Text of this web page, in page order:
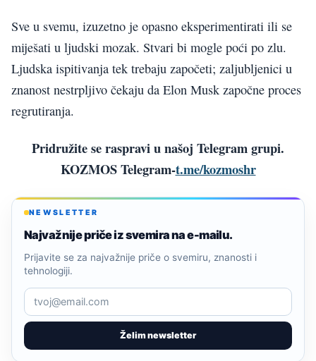
Sve u svemu, izuzetno je opasno eksperimentirati ili se
miješati u ljudski mozak. Stvari bi mogle poći po zlu.
Ljudska ispitivanja tek trebaju započeti; zaljubljenici u
znanost nestrpljivo čekaju da Elon Musk započne proces
regrutiranja.
Pridružite se raspravi u našoj Telegram grupi.
KOZMOS Telegram-t.me/kozmoshr
NEWSLETTER
Najvažnije priče iz svemira na e-mailu.
Želim newsletter
Prijavite se za najvažnije priče o svemiru, znanosti i
tehnologiji.